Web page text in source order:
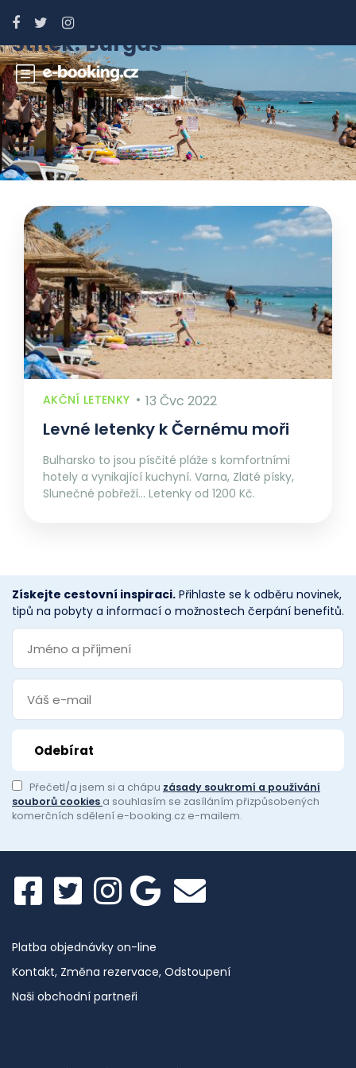
Štítek:Burgas
AKČNÍ LETENKY 13 Čvc 2022
Levné letenky k Černému moři
Bulharsko to jsou písčité pláže s komfortními
hotely a vynikající kuchyní. Varna, Zlaté písky,
Slunečné pobřeží… Letenky od 1200 Kč.
Získejte cestovní inspiraci. Přihlaste se k odběru novinek,
tipů na pobyty a informací o možnostech čerpání benefitů.
Přečetl/a jsem si a chápu zásady soukromí a používání
souborů cookies a souhlasím se zasíláním přizpůsobených
komerčních sdělení e-booking.cz e-mailem.
Platba objednávky on-line
Kontakt, Změna rezervace, Odstoupení
Naši obchodní partneři